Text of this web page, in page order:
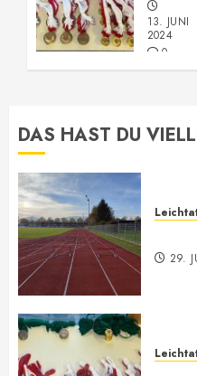
13. JUNI
2024
0
DAS HAST DU
29.